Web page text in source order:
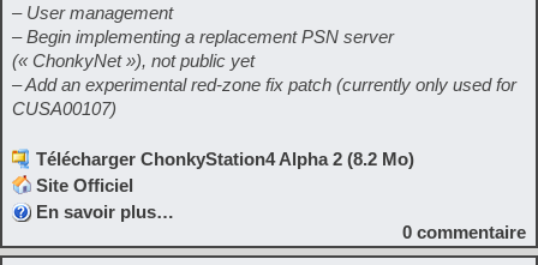
– User management
– Begin implementing a replacement PSN server
(« ChonkyNet »), not public yet
– Add an experimental red-zone fix patch (currently only used for
CUSA00107)
Télécharger ChonkyStation4 Alpha 2 (8.2 Mo)
Site Officiel
En savoir plus…
0 commentaire